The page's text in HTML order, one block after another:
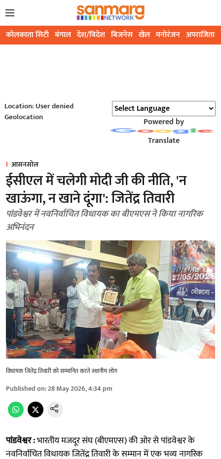
कोलकाता सिटी बंगाल देश/विदेश बिजनेस खेल मनोरंजन अपराजिता
Location: User denied
Geolocation
Powered by
Translate
आसनसोल
ईसीएल में चलेगी मोदी जी की नीति, 'न
खाऊंगा, न खाने दूंगा': जितेंद्र तिवारी
पांडवेश्वर में नवनिर्वाचित विधायक का बीएमएस ने किया नागरिक
अभिनंदन
विधायक जितेंद्र तिवारी को सम्मानित करते स्थानीय लोग
Published on:28 May 2026, 4:34 pm
पांडवेश्वर :भारतीय मजदूर संघ (बीएमएस) की ओर से पांडवेश्वर के
नवनिर्वाचित विधायक जितेंद्र तिवारी के सम्मान में एक भव्य नागरिक